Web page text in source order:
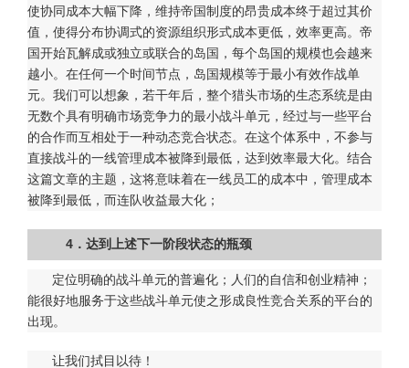
使协同成本大幅下降，维持帝国制度的昂贵成本终于超过其价
值，使得分布协调式的资源组织形式成本更低，效率更高。帝
国开始瓦解成或独立或联合的岛国，每个岛国的规模也会越来
越小。在任何一个时间节点，岛国规模等于最小有效作战单
元。我们可以想象，若干年后，整个猎头市场的生态系统是由
无数个具有明确市场竞争力的最小战斗单元，经过与一些平台
的合作而互相处于一种动态竞合状态。在这个体系中，不参与
直接战斗的一线管理成本被降到最低，达到效率最大化。结合
这篇文章的主题，这将意味着在一线员工的成本中，管理成本
被降到最低，而连队收益最大化；
4．达到上述下一阶段状态的瓶颈
定位明确的战斗单元的普遍化；人们的自信和创业精神；
能很好地服务于这些战斗单元使之形成良性竞合关系的平台的
出现。
让我们拭目以待！